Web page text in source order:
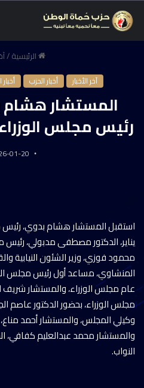
الرئيسية/
آخر الأخبار أخبار الحزب
المستشار
رئيس مجلس
01-20
يناير، الدكتور مصطفى مدبولي، رئيس
محمود فوزي، وزير الشئون النيابية
المنشاوي، مساعد أول رئيس مجلس
عام مجلس الوزراء، والمستشار
مجلس الوزراء، بحضور الدكتور عاصم
وكيلي المجلس، والمستشار أحمد
والمستشار محمد عبدالعليم
النواب.